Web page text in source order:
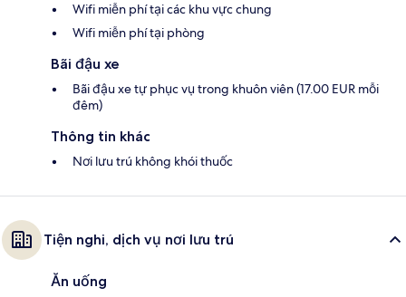
Wifi miễn phí tại các khu vực chung
Wifi miễn phí tại phòng
Bãi đậu xe
Bãi đậu xe tự phục vụ trong khuôn viên (17.00 EUR mỗi
đêm)
Thông tin khác
Nơi lưu trú không khói thuốc
Tiện nghi, dịch vụ nơi lưu trú
Ăn uống